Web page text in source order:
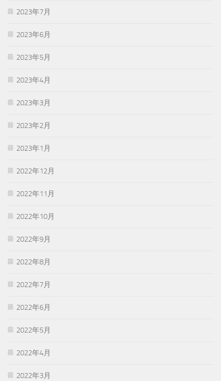
2023年7月
2023年6月
2023年5月
2023年4月
2023年3月
2023年2月
2023年1月
2022年12月
2022年11月
2022年10月
2022年9月
2022年8月
2022年7月
2022年6月
2022年5月
2022年4月
2022年3月